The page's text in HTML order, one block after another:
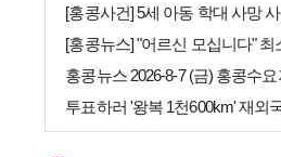
홍콩뉴스 2026-8-7 (금) 홍콩수